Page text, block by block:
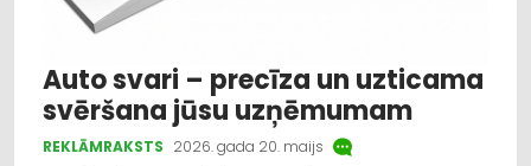
Auto svari – precīza un uzticama
svēršana jūsu uzņēmumam
REKLĀMRAKSTS 2026. gada 20. maijs